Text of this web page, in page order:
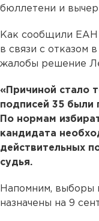
бюллетени и
Как сообщили ЕАН
в связи с отказом
жалобы решение
«Причиной стало
подписей 35 были
По нормам
кандидата
действительных
судья.
Напомним, выборы
назначены на 9